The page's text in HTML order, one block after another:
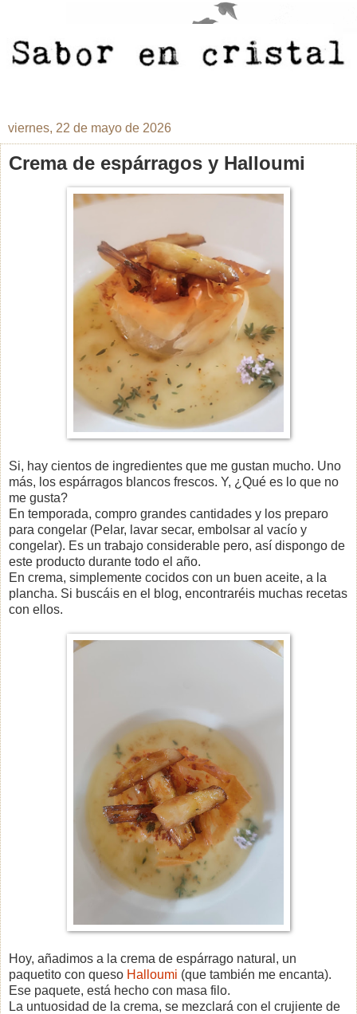
viernes, 22 de mayo de 2026
Crema de espárragos y Halloumi
Si, hay cientos de ingredientes que me gustan mucho. Uno
más, los espárragos blancos frescos. Y, ¿Qué es lo que no
me gusta?
En temporada, compro grandes cantidades y los preparo
para congelar (Pelar, lavar secar, embolsar al vacío y
congelar). Es un trabajo considerable pero, así dispongo de
este producto durante todo el año.
En crema, simplemente cocidos con un buen aceite, a la
plancha. Si buscáis en el blog, encontraréis muchas recetas
con ellos.
Hoy, añadimos a la crema de espárrago natural, un
paquetito con queso Halloumi (que también me encanta).
Ese paquete, está hecho con masa filo.
La untuosidad de la crema, se mezclará con el crujiente de